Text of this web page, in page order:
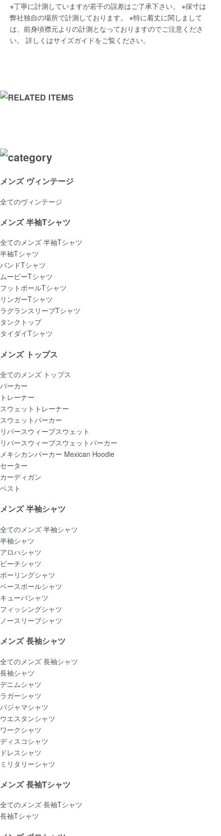
※丁寧に計測していますが若干の誤差はご了承下さい。 ※採寸は
弊社独自の場所で計測しております。 ※特に着丈に関しまして
は、前身頃襟元よりの計測となっておりますのでご注意くださ
い。 詳しくはサイズガイドをご覧ください。
メンズ ヴィンテージ
全てのヴィンテージ
メンズ 半袖Tシャツ
全てのメンズ 半袖Tシャツ
半袖Tシャツ
バンドTシャツ
ムービーTシャツ
フットボールTシャツ
リンガーTシャツ
ラグランスリーブTシャツ
タンクトップ
タイダイTシャツ
メンズ トップス
全てのメンズ トップス
パーカー
トレーナー
スウェットトレーナー
スウェットパーカー
リバースウィーブスウェット
リバースウィーブスウェットパーカー
メキシカンパーカー Mexican Hoodie
セーター
カーディガン
ベスト
メンズ 半袖シャツ
全てのメンズ 半袖シャツ
半袖シャツ
アロハシャツ
ビーチシャツ
ボーリングシャツ
ベースボールシャツ
キューバシャツ
フィッシングシャツ
ノースリーブシャツ
メンズ 長袖シャツ
全てのメンズ 長袖シャツ
長袖シャツ
デニムシャツ
ラガーシャツ
パジャマシャツ
ウエスタンシャツ
ワークシャツ
ディスコシャツ
ドレスシャツ
ミリタリーシャツ
メンズ 長袖Tシャツ
全てのメンズ 長袖Tシャツ
長袖Tシャツ